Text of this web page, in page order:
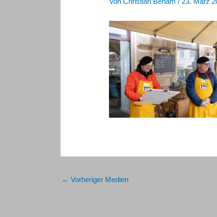
← Vorheriger Medien